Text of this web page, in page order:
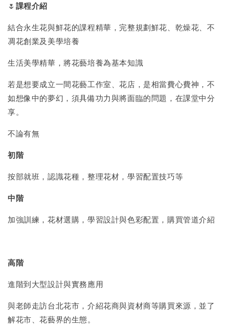
🌷 課程介紹
結合永生花與鮮花的課程精華，完整規劃鮮花、乾燥花、不
凋花創業及美學培養
生活美學精華，將花藝培養為基本知識
若是想要成立一間花藝工作室、花店，是相當費心費神，不
如想像中的夢幻，須具備功力與將面臨的問題，在課堂中分
享。
不論有無
初階
按部就班，認識花種，整理花材，學習配置技巧等
中階
加強訓練，花材選購，學習設計與色彩配置，購買管道介紹
高階
進階到大型設計與實務應用
與老師走訪台北花市，介紹花商與資材商等購買來源，並了
解花市、花藝界的生態。